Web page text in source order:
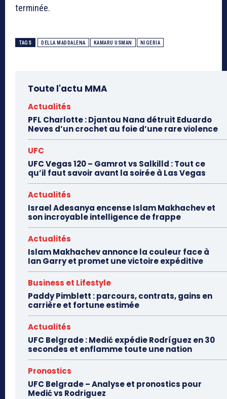
terminée.
TAGS DELLA MADDALENA KAMARU USMAN NIGERIA
Toute l'actu MMA
Actualités
PFL Charlotte : Djantou Nana détruit Eduardo
Neves d’un crochet au foie d’une rare violence
UFC
UFC Vegas 120 – Gamrot vs Salkilld : Tout ce
qu’il faut savoir avant la soirée à Las Vegas
Actualités
Israel Adesanya encense Islam Makhachev et
son incroyable intelligence de frappe
Actualités
Islam Makhachev annonce la couleur face à
Ian Garry et promet une victoire expéditive
Business et Lifestyle
Paddy Pimblett : parcours, contrats, gains en
carrière et fortune estimée
Actualités
UFC Belgrade : Medić expédie Rodríguez en 30
secondes et enflamme toute une nation
Pronostics
UFC Belgrade – Analyse et pronostics pour
Medić vs Rodriguez